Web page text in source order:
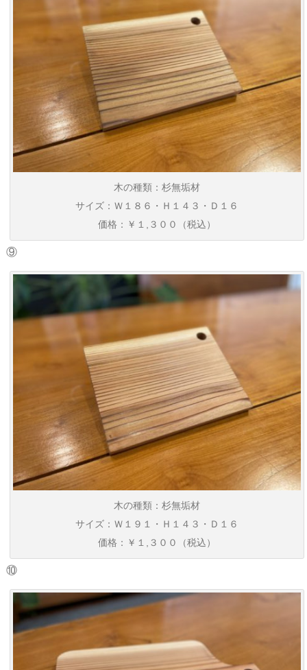
木の種類：杉無垢材
サイズ：Ｗ１８６・Ｈ１４３・Ｄ１６
価格：￥１,３００（税込）
⑨
木の種類：杉無垢材
サイズ：Ｗ１９１・Ｈ１４３・Ｄ１６
価格：￥１,３００（税込）
⑩